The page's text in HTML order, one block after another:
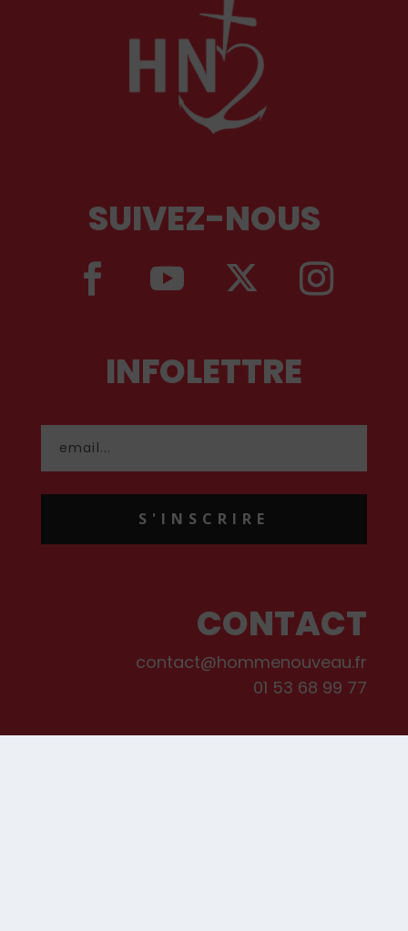
SUIVEZ-NOUS
INFOLETTRE
S'INSCRIRE
CONTACT
contact@hommenouveau.fr
01 53 68 99 77